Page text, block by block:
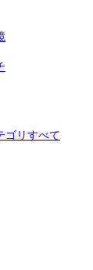
ゴリすべて